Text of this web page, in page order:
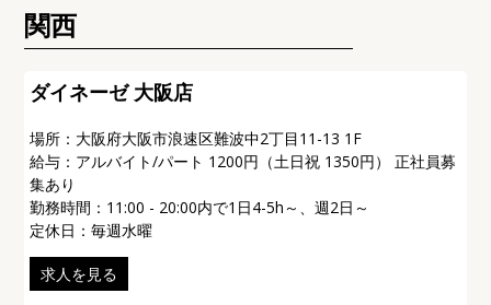
関西
ダイネーゼ 大阪店
場所：大阪府大阪市浪速区難波中2丁目11-13 1F
給与：アルバイト/パート 1200円（土日祝 1350円） 正社員募
集あり
勤務時間：11:00 - 20:00内で1日4-5h～、週2日～
定休日：毎週水曜
求人を見る